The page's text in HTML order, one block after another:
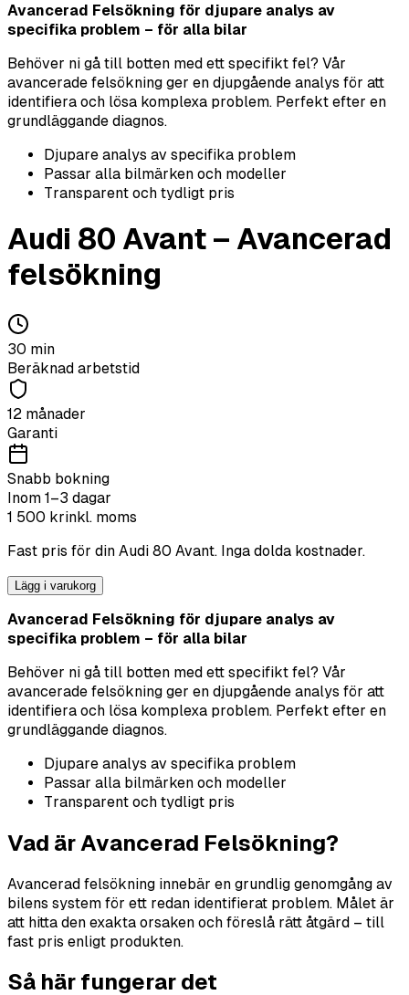
Avancerad Felsökning för djupare analys av
specifika problem – för alla bilar
Behöver ni gå till botten med ett specifikt fel? Vår
avancerade felsökning ger en djupgående analys för att
identifiera och lösa komplexa problem. Perfekt efter en
grundläggande diagnos.
Djupare analys av specifika problem
Passar alla bilmärken och modeller
Transparent och tydligt pris
Audi 80 Avant – Avancerad
felsökning
30 min
Beräknad arbetstid
12 månader
Garanti
Snabb bokning
Inom 1–3 dagar
1 500 krinkl. moms
Fast pris för din Audi 80 Avant. Inga dolda kostnader.
Lägg i varukorg
Avancerad Felsökning för djupare analys av
specifika problem – för alla bilar
Behöver ni gå till botten med ett specifikt fel? Vår
avancerade felsökning ger en djupgående analys för att
identifiera och lösa komplexa problem. Perfekt efter en
grundläggande diagnos.
Djupare analys av specifika problem
Passar alla bilmärken och modeller
Transparent och tydligt pris
Vad är Avancerad Felsökning?
Avancerad felsökning innebär en grundlig genomgång av
bilens system för ett redan identifierat problem. Målet är
att hitta den exakta orsaken och föreslå rätt åtgärd – till
fast pris enligt produkten.
Så här fungerar det